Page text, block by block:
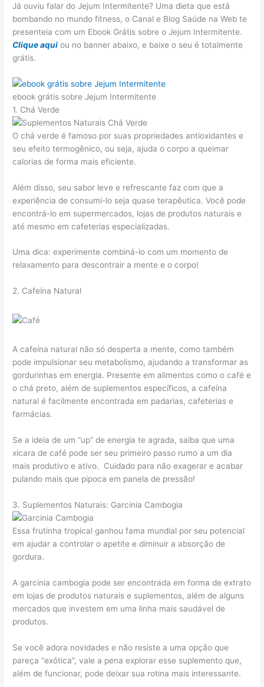
Já ouviu falar do Jejum Intermitente? Uma dieta que está
bombando no mundo fitness, o Canal e Blog Saúde na Web te
presenteia com um Ebook Grátis sobre o Jejum Intermitente.
Clique aqui ou no banner abaixo, e baixe o seu é totalmente
grátis.
ebook grátis sobre Jejum Intermitente
1. Chá Verde
O chá verde é famoso por suas propriedades antioxidantes e
seu efeito termogênico, ou seja, ajuda o corpo a queimar
calorias de forma mais eficiente.
Além disso, seu sabor leve e refrescante faz com que a
experiência de consumi-lo seja quase terapêutica. Você pode
encontrá-lo em supermercados, lojas de produtos naturais e
até mesmo em cafeterias especializadas.
Uma dica: experimente combiná-lo com um momento de
relaxamento para descontrair a mente e o corpo!
2. Cafeína Natural
A cafeína natural não só desperta a mente, como também
pode impulsionar seu metabolismo, ajudando a transformar as
gordurinhas em energia. Presente em alimentos como o café e
o chá preto, além de suplementos específicos, a cafeína
natural é facilmente encontrada em padarias, cafeterias e
farmácias.
Se a ideia de um “up” de energia te agrada, saiba que uma
xícara de café pode ser seu primeiro passo rumo a um dia
mais produtivo e ativo. Cuidado para não exagerar e acabar
pulando mais que pipoca em panela de pressão!
3. Suplementos Naturais: Garcinia Cambogia
Essa frutinha tropical ganhou fama mundial por seu potencial
em ajudar a controlar o apetite e diminuir a absorção de
gordura.
A garcinia cambogia pode ser encontrada em forma de extrato
em lojas de produtos naturais e suplementos, além de alguns
mercados que investem em uma linha mais saudável de
produtos.
Se você adora novidades e não resiste a uma opção que
pareça “exótica”, vale a pena explorar esse suplemento que,
além de funcionar, pode deixar sua rotina mais interessante.